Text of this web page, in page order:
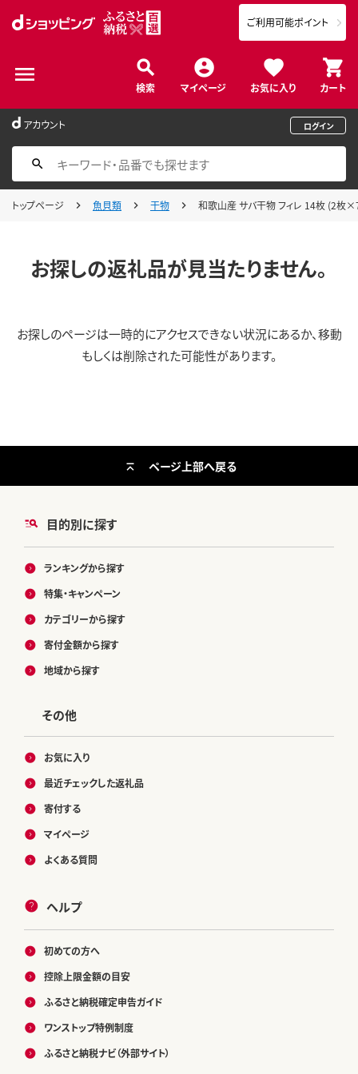
検索 マイページ お気に入り カート
ご利用可能ポイント
アカウント ログイン
トップページ 魚貝類 干物 和歌山産 サバ干物 フィレ 14枚 (2枚
お探しの返礼品が見当たりません。
お探しのページは一時的にアクセスできない状況にあるか、移動
もしくは削除された可能性があります。
目的別に探す
ランキングから探す
特集・キャンペーン
カテゴリーから探す
寄付金額から探す
地域から探す
その他
お気に入り
最近チェックした返礼品
寄付する
マイページ
よくある質問
ヘルプ
初めての方へ
控除上限金額の目安
ふるさと納税確定申告ガイド
ワンストップ特例制度
ふるさと納税ナビ（外部サイト）
ページ上部へ戻る